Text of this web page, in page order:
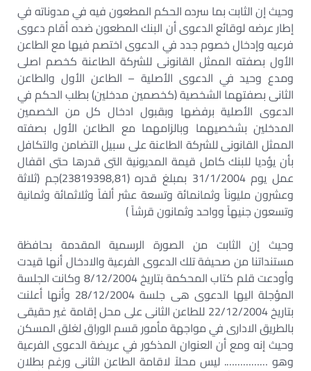
وحيث إن الثابت بما سرده الحكم المطعون فيه في مدوناته في
إطار عرضه لوقائع الدعوى أن البنك المطعون ضده أقام دعوى
فرعيه وإدخال خصوم جدد في الدعوى اختصم فيها مع الطاعن
الأول بصفته الممثل القانونى للشركة الطاعنة كخصم اصلى
ومدع وحيد في الدعوى الأصلية – الطاعن الأول والطاعن
الثانى بصفتهما الشخصية (كخصمين مدخلين) بطلب الحكم في
الدعوى الأصلية برفضها وبقبول ادخال كل من الخصمين
المدخلين بشخصيهما وبالزامهما مع الطاعن الأول بصفته
الممثل القانونى للشركة الطاعنة على سبيل التضامن والتكافل
بأن يؤديا للبنك كامل قيمة المديونية التى قدرها حتى اقفال
عمل يوم 31/1/2004 بمبلغ قدره (23819398,81)جم (ثلاثة
وعشرون مليوناً وثمانمائة وتسعة عشر ألفاً وثلاثمائة وثمانية
وتسعون جنيهاً وواحد وثمانون قرشاً )
وحيث إن الثابت من الصورة الرسمية المقدمة بحافظة
مستنداتنا من صحيفة تلك الدعوى الفرعية والادخال أنها قيدت
وأودعت قلم كتاب المحكمة بتاريخ 8/12/2004 وكانت الجلسة
المؤجلة اليها الدعوى هى جلسة 28/12/2004 وأنها أعلنت
بتاريخ 22/12/2004 للطاعن الثانى على محل إقامة غير حقيقى
بالطريق الادارى في مواجهة مأمور قسم الوراق لغلق المسكن
وحيث إنه ومع أن العنوان المذكور في عريضة الدعوى الفرعية
وهو ……………. ليس محلاً لاقامة الطاعن الثانى ورغم بطلان